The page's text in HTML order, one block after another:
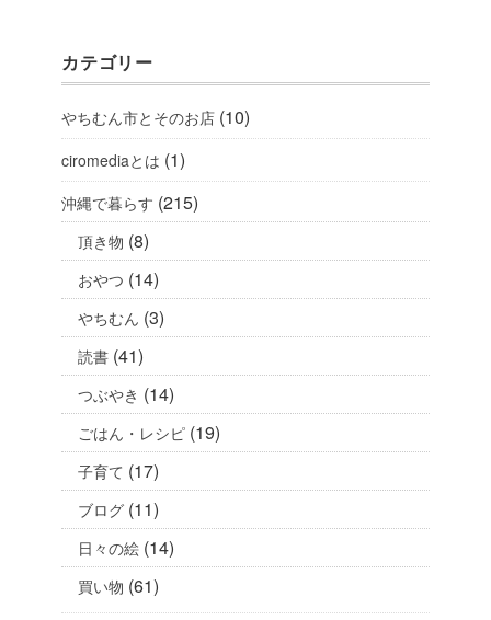
カテゴリー
やちむん市とそのお店 (10)
ciromediaとは (1)
沖縄で暮らす (215)
頂き物 (8)
おやつ (14)
やちむん (3)
読書 (41)
つぶやき (14)
ごはん・レシピ (19)
子育て (17)
ブログ (11)
日々の絵 (14)
買い物 (61)